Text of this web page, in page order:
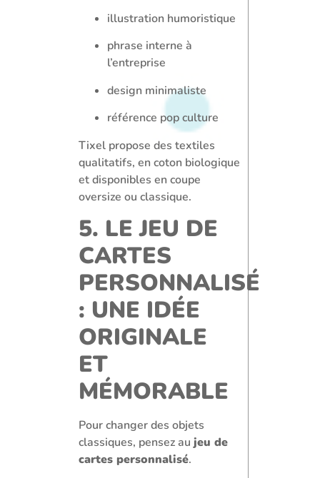
illustration humoristique
phrase interne à
l’entreprise
design minimaliste
référence pop culture
Tixel propose des textiles
qualitatifs, en coton biologique
et disponibles en coupe
oversize ou classique.
5. LE JEU DE
CARTES
PERSONNALISÉ
: UNE IDÉE
ORIGINALE
ET
MÉMORABLE
Pour changer des objets
classiques, pensez au jeu de
cartes personnalisé.